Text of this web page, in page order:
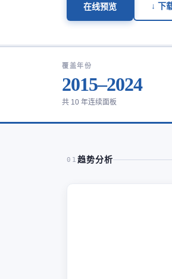
在线预览 ↓ 下
覆盖年份
2015–2024
共 10 年连续面板
01 趋势分析